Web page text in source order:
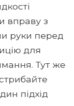
вправу з
руки перед
для
Тут же
підхід